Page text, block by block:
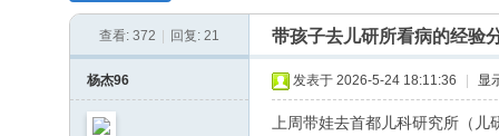
京
查看: 372 回复: 21 带孩子去儿研所看病的经验
杨杰96 发表于 2026-5-24 18:11:36 显
上周带娃去首都儿科研究所（